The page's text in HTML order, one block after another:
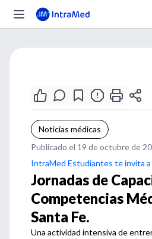
Noticias médicas
Publicado el 19 de octubre de
IntraMed Estudiantes te invita a
Jornadas de
Competencias
Santa Fe.
Una actividad intensiva de